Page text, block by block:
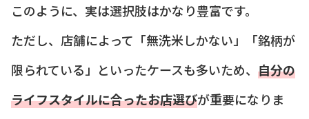
このように、実は選択肢はかなり豊富です。
ただし、店舗によって「無洗米しかない」「銘柄が
限られている」といったケースも多いため、 自分の
ライフスタイルに合ったお店選びが重要になりま